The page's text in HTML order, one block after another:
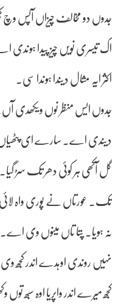
جدوں دو مخالف چیزاں آپس وچ
اک تیسری نویں چیز پیدا ہوندی
اکثر ایہ مثال دیندا ہوندا سی۔
جدوں ایس منظر نوں ویکھدی آں۔
دیندی اے۔ سارے ای
گل آکھی ہر کوئی دھر تک سڑ
تک۔ عورتاں نے پوری واہ لائی
نہ ہویا۔ پتا تاں مینوں وی اے۔
نہیں روندی اوہدے اندر کجھ وی
کجھ میرے اندر واپریا اوہ سبھ